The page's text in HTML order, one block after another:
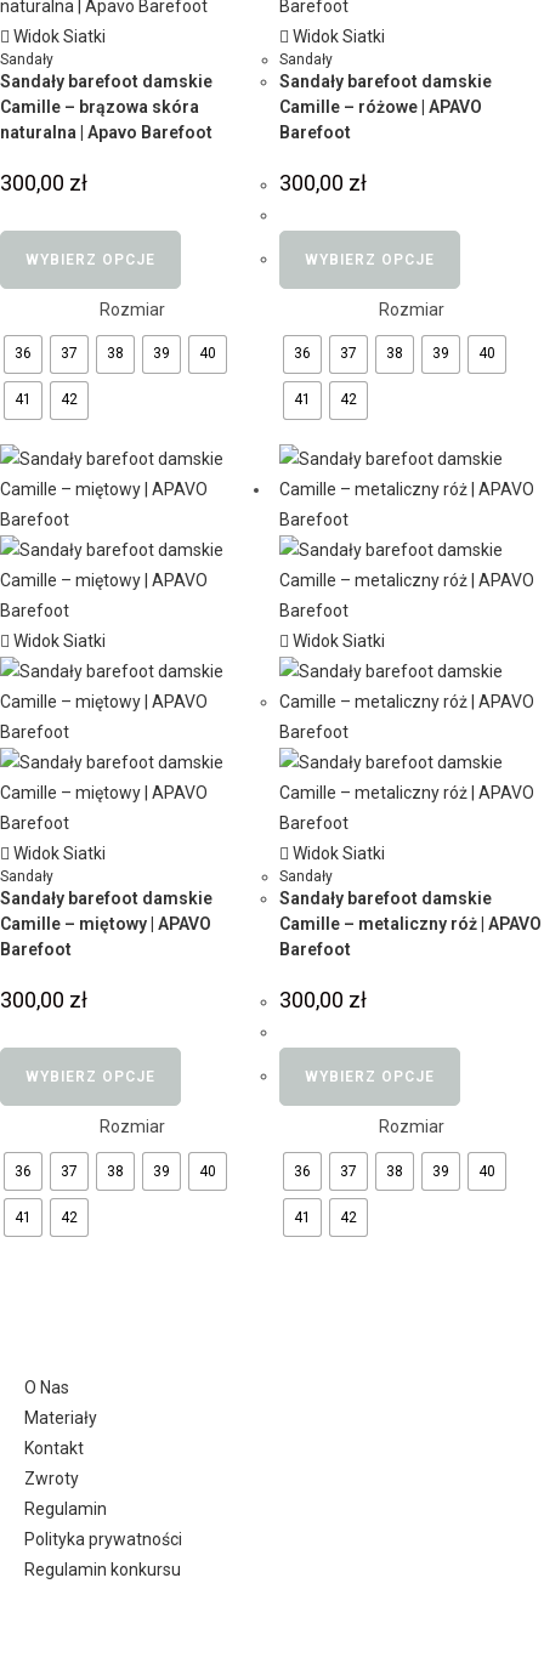
Widok Siatki
Sandały
Sandały barefoot damskie
Camille – brązowa skóra
naturalna | Apavo Barefoot
300,00 zł
WYBIERZ OPCJE
Rozmiar
36 37 38 39 40
41 42
Widok Siatki
Sandały
Sandały barefoot damskie
Camille – różowe | APAVO
Barefoot
300,00 zł
WYBIERZ OPCJE
Rozmiar
36 37 38 39 40
41 42
Widok Siatki
Widok Siatki
Sandały
Sandały barefoot damskie
Camille – miętowy | APAVO
Barefoot
300,00 zł
WYBIERZ OPCJE
Rozmiar
36 37 38 39 40
41 42
Widok Siatki
Widok Siatki
Sandały
Sandały barefoot damskie
Camille – metaliczny róż | APAVO
Barefoot
300,00 zł
WYBIERZ OPCJE
Rozmiar
36 37 38 39 40
41 42
O Nas
Materiały
Kontakt
Zwroty
Regulamin
Polityka prywatności
Regulamin konkursu